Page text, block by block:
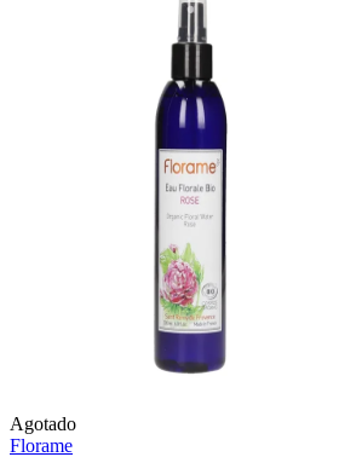
Agotado
Florame